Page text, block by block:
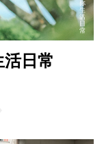
日常